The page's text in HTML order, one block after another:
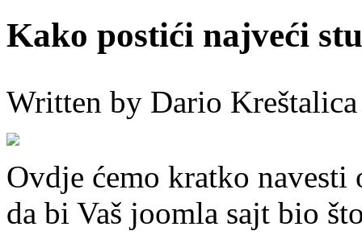
Kako postići najveći
Written by Dario
Ovdje ćemo kratko
da bi Vaš joomla sajt bio